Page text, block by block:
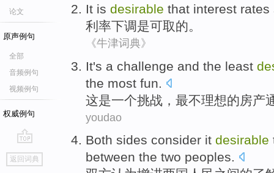
论文
原声例句
全部
音频例句
视频例句
权威例句
go
top
返回词典
It is desirable that interest rates
利率下调是可取的。
《牛津词典》
It's a challenge and the least
the most fun
这是一个挑战 ， 最不理想的房产
youdao
Both sides consider it desirable
between the two peoples.